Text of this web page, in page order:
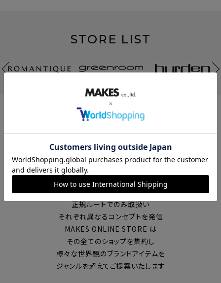
STORE LIST
富山の中心エリアで現在7店舗の
セレクトショップを展開
国内外のブランドを
正規ルートでのみ取扱い
それぞれ異なるコンセプトを発信
MAKES ONLINE STORE は
その全てのショップを集約し
様々な世界観のブランドアイテムを
ジャンルを超えてご提案いたします